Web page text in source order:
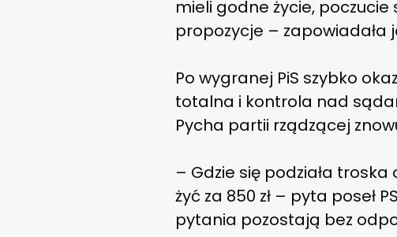
mieli godne życie,
propozycje – zapowiadała
Po wygranej PiS szybko
totalna i kontrola nad
Pycha partii rządzącej
– Gdzie się podziała
żyć za 850 zł – pyta poseł
pytania pozostają bez